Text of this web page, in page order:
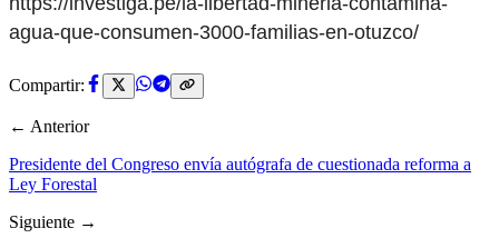
agua-que-consumen-3000-familias-en-otuzco/
Compartir:
← Anterior
Presidente del Congreso envía autógrafa de cuestionada reforma a
Ley Forestal
Siguiente →